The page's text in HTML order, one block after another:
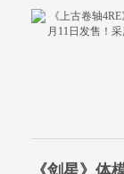
《剑星》体